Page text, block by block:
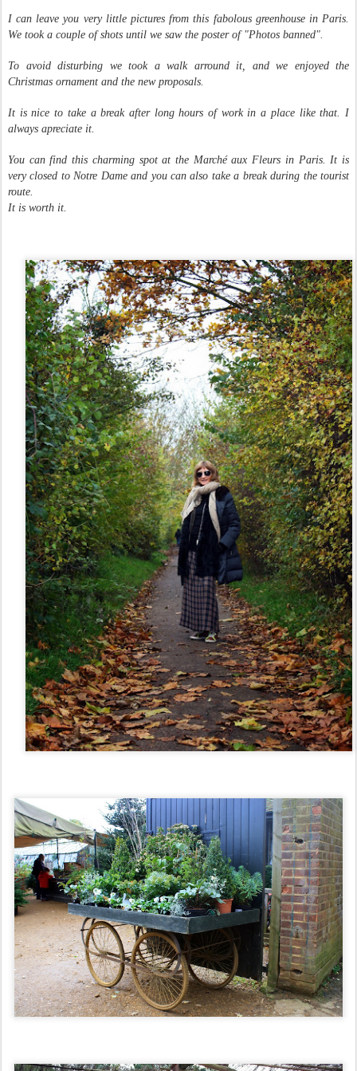
I can leave you very little pictures from this fabolous greenhouse in Paris.
We took a couple of shots until we saw the poster of "Photos banned".
To avoid disturbing we took a walk arround it, and we enjoyed the
Christmas ornament and the new proposals.
It is nice to take a break after long hours of work in a place like that. I
always apreciate it.
You can find this charming spot at the Marché aux Fleurs in Paris. It is
very closed to Notre Dame and you can also take a break during the tourist
route.
It is worth it.